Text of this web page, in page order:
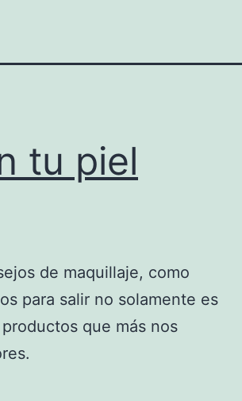
tu piel
de maquillaje, como
para salir no solamente es
que más nos